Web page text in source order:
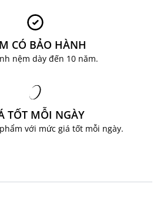
CÓ BẢO HÀNH
nệm dày đến 10 năm.
TỐT MỖI NGÀY
với mức giá tốt mỗi ngày.